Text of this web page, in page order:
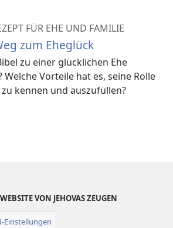
FÜR EHE UND FAMILIE
zum Eheglück
zu einer glücklichen Ehe
Welche Vorteile hat es, seine Rolle
kennen und auszufüllen?
VON JEHOVAS ZEUGEN
Einstellungen